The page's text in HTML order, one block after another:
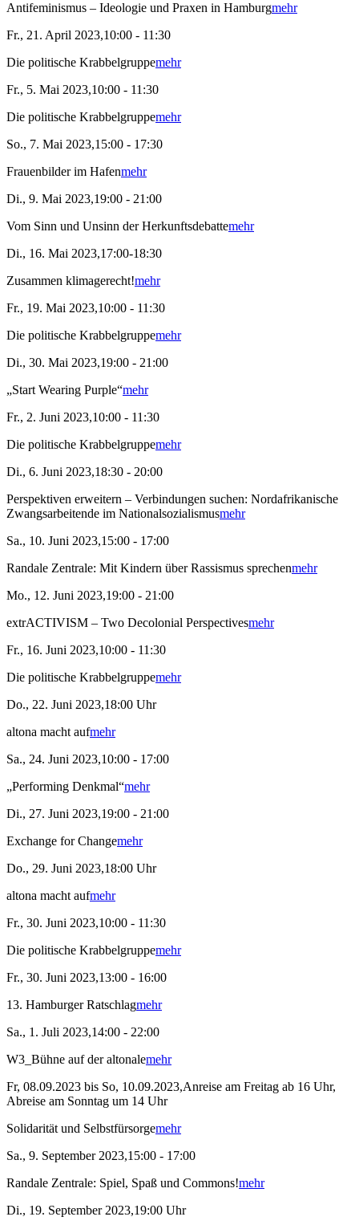
Antifeminismus – Ideologie und Praxen in Hamburgmehr
Fr., 21. April 2023,10:00 - 11:30
Die politische Krabbelgruppemehr
Fr., 5. Mai 2023,10:00 - 11:30
Die politische Krabbelgruppemehr
So., 7. Mai 2023,15:00 - 17:30
Frauenbilder im Hafenmehr
Di., 9. Mai 2023,19:00 - 21:00
Vom Sinn und Unsinn der Herkunftsdebattemehr
Di., 16. Mai 2023,17:00-18:30
Zusammen klimagerecht!mehr
Fr., 19. Mai 2023,10:00 - 11:30
Die politische Krabbelgruppemehr
Di., 30. Mai 2023,19:00 - 21:00
„Start Wearing Purple“mehr
Fr., 2. Juni 2023,10:00 - 11:30
Die politische Krabbelgruppemehr
Di., 6. Juni 2023,18:30 - 20:00
Perspektiven erweitern – Verbindungen suchen: Nordafrikanische
Zwangsarbeitende im Nationalsozialismusmehr
Sa., 10. Juni 2023,15:00 - 17:00
Randale Zentrale: Mit Kindern über Rassismus sprechenmehr
Mo., 12. Juni 2023,19:00 - 21:00
extrACTIVISM – Two Decolonial Perspectivesmehr
Fr., 16. Juni 2023,10:00 - 11:30
Die politische Krabbelgruppemehr
Do., 22. Juni 2023,18:00 Uhr
altona macht aufmehr
Sa., 24. Juni 2023,10:00 - 17:00
„Performing Denkmal“mehr
Di., 27. Juni 2023,19:00 - 21:00
Exchange for Changemehr
Do., 29. Juni 2023,18:00 Uhr
altona macht aufmehr
Fr., 30. Juni 2023,10:00 - 11:30
Die politische Krabbelgruppemehr
Fr., 30. Juni 2023,13:00 - 16:00
13. Hamburger Ratschlagmehr
Sa., 1. Juli 2023,14:00 - 22:00
W3_Bühne auf der altonalemehr
Fr, 08.09.2023 bis So, 10.09.2023,Anreise am Freitag ab 16 Uhr,
Abreise am Sonntag um 14 Uhr
Solidarität und Selbstfürsorgemehr
Sa., 9. September 2023,15:00 - 17:00
Randale Zentrale: Spiel, Spaß und Commons!mehr
Di., 19. September 2023,19:00 Uhr